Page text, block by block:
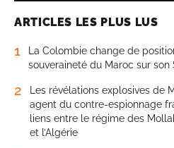
ARTICLES LES PLUS LUS
1
La Colombie change de
souveraineté du Maroc sur son
2
Les révélations explosives de
agent du contre-espionnage
liens entre le régime des
et l’Algérie